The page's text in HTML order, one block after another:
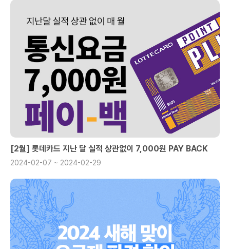
[2월] 롯데카드 지난 달 실적 상관없이 7,000원 PAY BACK
2024-02-07 ~ 2024-02-29